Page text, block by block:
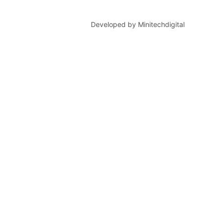
Developed by Minitechdigital